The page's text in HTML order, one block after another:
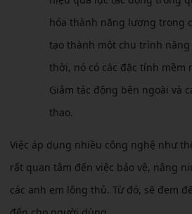
hóa thành năng lượng trong
tạo thành một chu trình
thời, nó có các đặc tính mềm
Giảm tác động bên ngoài và
thao.
Việc áp dụng nhiều công nghệ như
rất quan tâm đến việc bảo vệ, nâng
các anh em lông thủ. Từ đó, sẽ đem